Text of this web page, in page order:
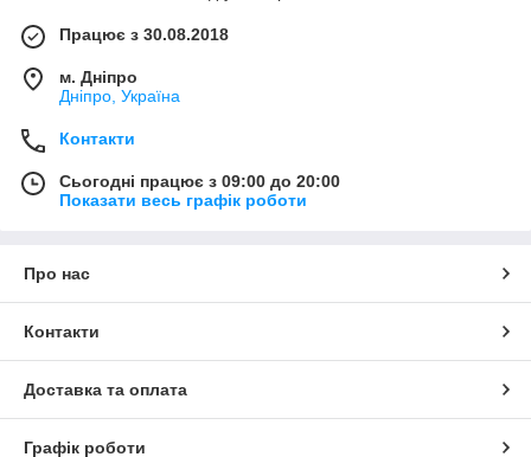
Працює з 30.08.2018
м. Дніпро
Дніпро, Україна
Контакти
Сьогодні працює з 09:00 до 20:00
Показати весь графік роботи
Про нас
Контакти
Доставка та оплата
Графік роботи